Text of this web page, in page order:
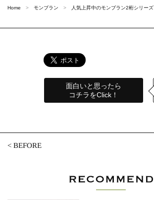
Home モンブラン 人気上昇中のモンブラン2桁シリーズ
面白いと思ったら
コチラをClick！
<BEFORE